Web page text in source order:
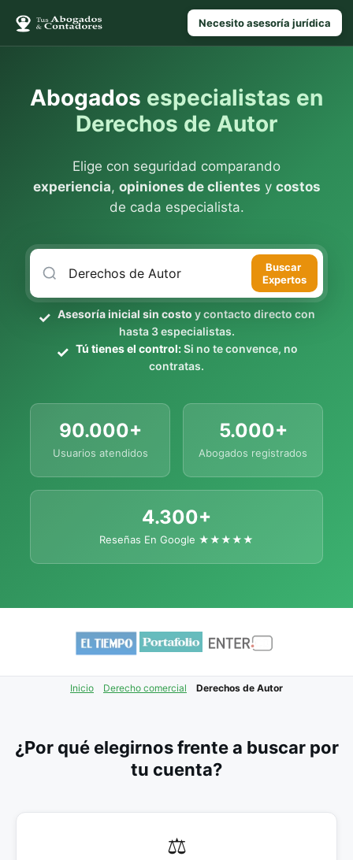
Necesito asesoría jurídica
Abogados especialistas en
Derechos de Autor
Elige con seguridad comparando
experiencia, opiniones de clientes y costos
de cada especialista.
Buscar
Expertos
Asesoría inicial sin costo y contacto directo con
hasta 3 especialistas.
Tú tienes el control:Si no te convence, no
contratas.
90.000+
Usuarios atendidos
5.000+
Abogados registrados
4.300+
Reseñas En Google ★★★★★
Inicio Derecho comercial Derechos de Autor
¿Por qué elegirnos frente a buscar por
tu cuenta?
⚖️